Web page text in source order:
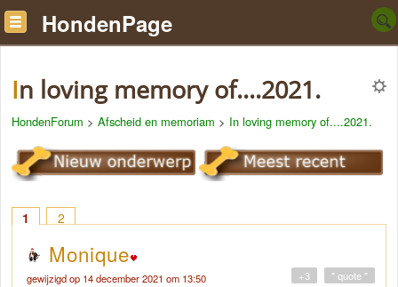
HondenPage
In loving memory of....2021.
HondenForum > Afscheid en memoriam > In loving memory of....2021.
1 2
Monique
gewijzigd op 14 december 2021 om 13:50 " quote "
+3